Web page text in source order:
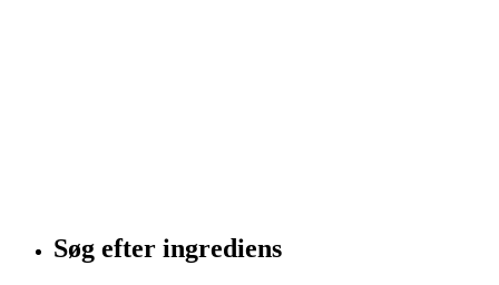
Søg efter ingrediens